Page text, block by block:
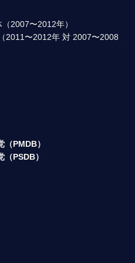
2007〜2012年）
2011〜2012年 対 2007〜2008
PMDB）
PSDB）